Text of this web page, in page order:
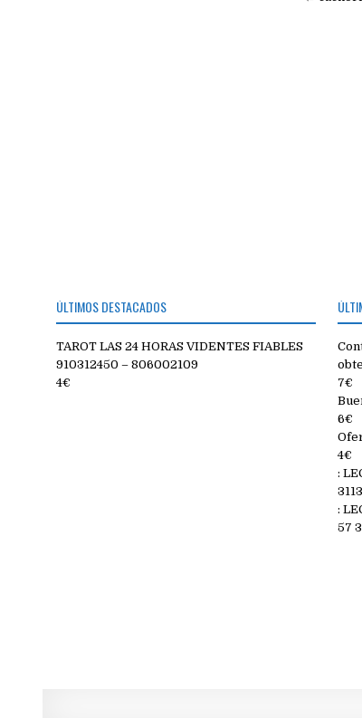
ÚLTIMOS DESTACADOS
TAROT LAS 24 HORAS VIDENTES FIABLES
910312450 – 806002109
4€
7€
6€
4€
:
:
57